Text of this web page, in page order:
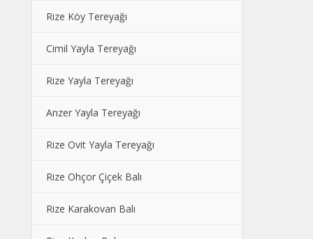
Rize Köy Tereyağı
Cimil Yayla Tereyağı
Rize Yayla Tereyağı
Anzer Yayla Tereyağı
Rize Ovit Yayla Tereyağı
Rize Ohçor Çiçek Balı
Rize Karakovan Balı